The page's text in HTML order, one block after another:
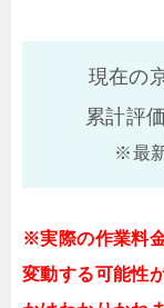
現在の
累計評
※最
※実際の作業料
変動する可能性